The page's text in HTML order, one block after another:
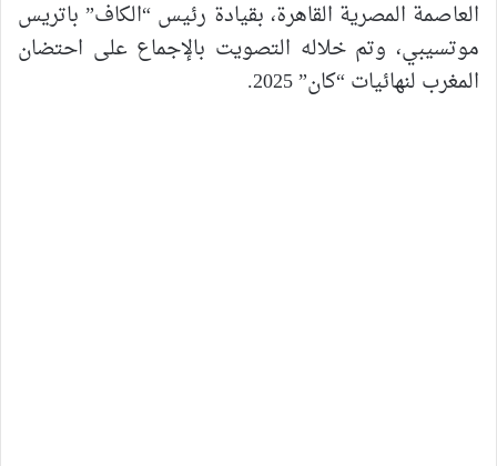
العاصمة المصرية القاهرة، بقيادة رئيس “الكاف” باتريس
موتسيبي، وتم خلاله التصويت بالإجماع على احتضان
المغرب لنهائيات “كان” 2025.